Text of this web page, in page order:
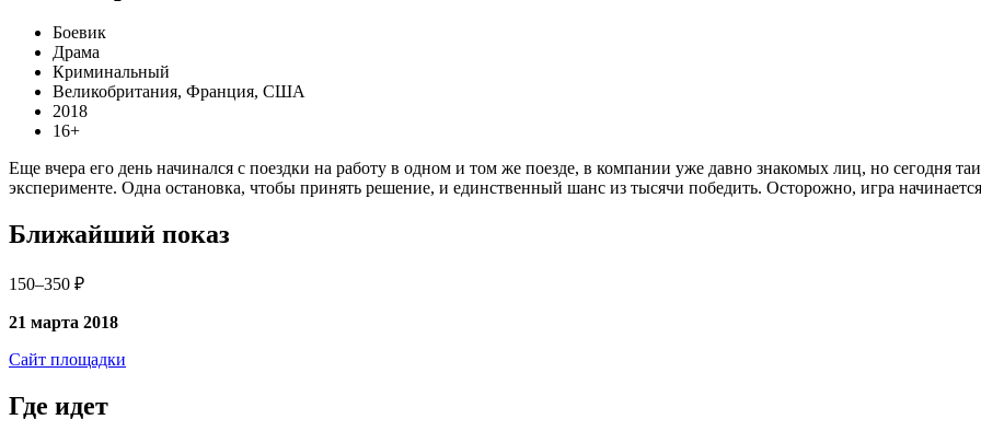
Боевик
Драма
Криминальный
Великобритания, Франция, США
2018
16+
Еще вчера его день начинался с поездки на работу в одном и том же поезде, в компании уже давно знакомых лиц, но сегодня
эксперименте. Одна остановка, чтобы принять решение, и единственный шанс из тысячи победить. Осторожно, игра
Ближайший показ
150–350 ₽
21 марта 2018
Сайт площадки
Где идет